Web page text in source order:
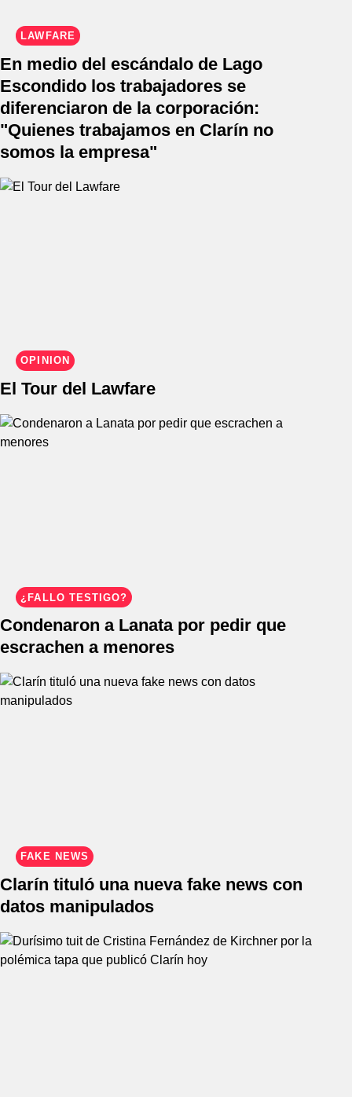
LAWFARE
En medio del escándalo de Lago
Escondido los trabajadores se
diferenciaron de la corporación:
"Quienes trabajamos en Clarín no
somos la empresa"
OPINIÓN
El Tour del Lawfare
¿FALLO TESTIGO?
Condenaron a Lanata por pedir que
escrachen a menores
FAKE NEWS
Clarín tituló una nueva fake news con
datos manipulados